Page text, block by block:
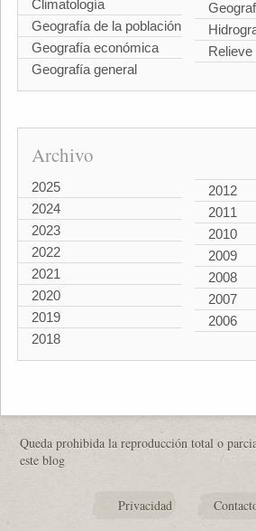
Climatología
Geografía de la población
Geografía económica
Geografía general
Relieve
Archivo
2025
2024
2023
2022
2021
2020
2019
2018
2012
2011
2010
2009
2008
2007
2006
Queda prohibida la reproducción total o
este blog
Privacidad